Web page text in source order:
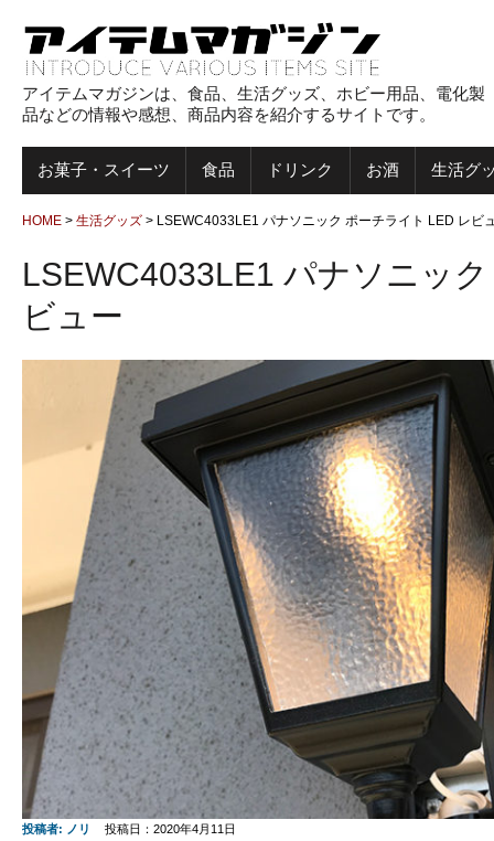
アイテムマガジンは、食品、生活グッズ、ホビー用品、電化製
品などの情報や感想、商品内容を紹介するサイトです。
お菓子・スイーツ 食品 ドリンク お酒 生活グ
HOME > 生活グッズ > LSEWC4033LE1 パナソニック ポーチライト LED レビ
LSEWC4033LE1 パナソニッ
ビュー
投稿者: ノリ 投稿日：2020年4月11日